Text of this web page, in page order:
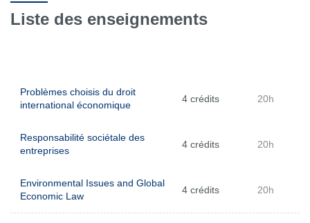
Liste des enseignements
Problèmes choisis du droit
international économique
4 crédits 20h
Responsabilité sociétale des
entreprises
4 crédits 20h
Environmental Issues and Global
Economic Law
4 crédits 20h